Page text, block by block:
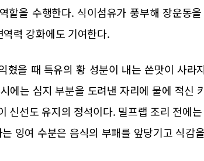
할을 수행한다. 식이섬유가 풍부해 장운동
력 강화에도 기여한다.
혔을 때 특유의 황 성분이 내는 쓴맛이 사라
에는 심지 부분을 도려낸 자리에 물에 적신
신선도 유지의 정석이다. 밀프랩 조리 전에
잉여 수분은 음식의 부패를 앞당기고 식감